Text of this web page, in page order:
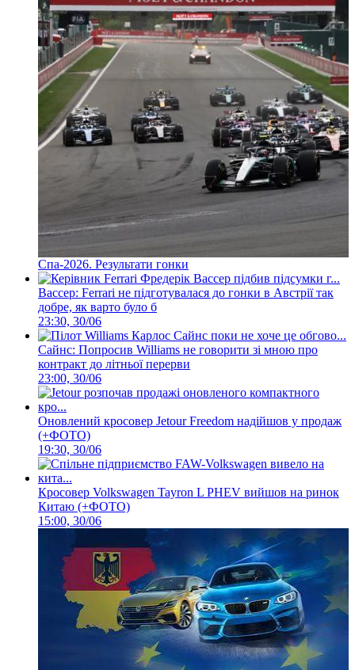
Спа-2026. Результати гонки
Вассер: Ferrari не підготувалася до гонки в Австрії так
добре, як варто було б
23:30, 30/06
Сайнс: Попросив Williams не говорити зі мною про
контракт до літньої перерви
23:00, 30/06
Оновлений кросовер Jetour Freedom надійшов у продаж
(+ФОТО)
19:30, 30/06
Кросовер Volkswagen Tayron L PHEV вийшов на ринок
Китаю (+ФОТО)
15:00, 30/06